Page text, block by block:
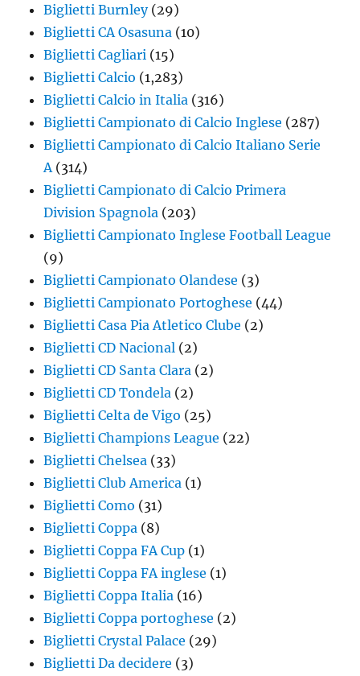
Biglietti Burnley(29)
Biglietti CA Osasuna (10)
Biglietti Cagliari (15)
Biglietti Calcio (1,283)
Biglietti Calcio in Italia (316)
Biglietti Campionato di Calcio Inglese (287)
Biglietti Campionato di Calcio Italiano Serie
A (314)
Biglietti Campionato di Calcio Primera
Division Spagnola (203)
Biglietti Campionato Inglese Football League
(9)
Biglietti Campionato Olandese (3)
Biglietti Campionato Portoghese (44)
Biglietti Casa Pia Atletico Clube (2)
Biglietti CD Nacional (2)
Biglietti CD Santa Clara (2)
Biglietti CD Tondela (2)
Biglietti Celta de Vigo (25)
Biglietti Champions League (22)
Biglietti Chelsea (33)
Biglietti Club America (1)
Biglietti Como (31)
Biglietti Coppa (8)
Biglietti Coppa FA Cup (1)
Biglietti Coppa FA inglese (1)
Biglietti Coppa Italia (16)
Biglietti Coppa portoghese (2)
Biglietti Crystal Palace (29)
Biglietti Da decidere (3)